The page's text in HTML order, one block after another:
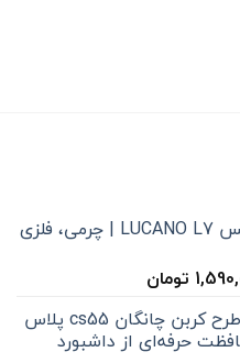
قاب ریموت طرح هرمس LUCANO L7 | چرمی، فلزی
2,000,000 تومان
تومانقیمت
1,590,000 تومان
است.
روداشبوردی سه‌ لایه طرح کربن چانگان cs55 پلاس
حرفه‌ای از داشبورد